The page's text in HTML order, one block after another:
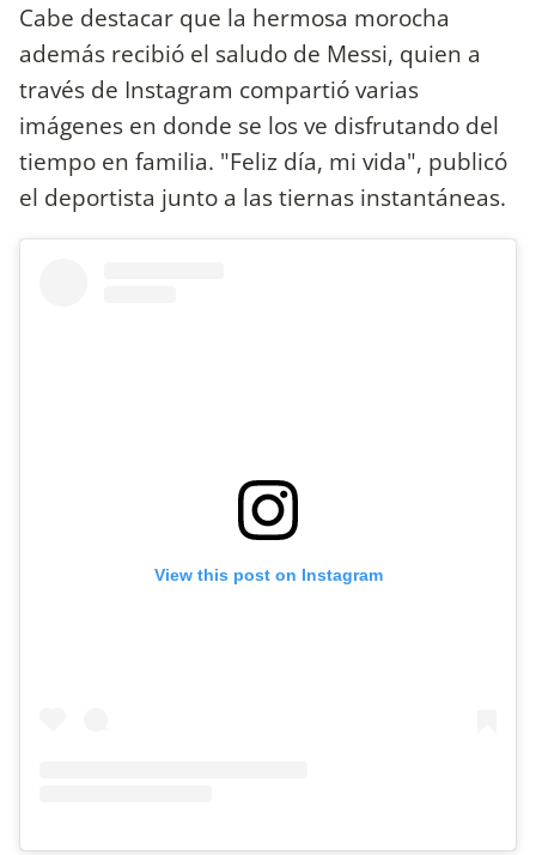
Cabe destacar que la hermosa morocha
además recibió el saludo de Messi, quien a
través de Instagram compartió varias
imágenes en donde se los ve disfrutando del
tiempo en familia. "Feliz día, mi vida", publicó
el deportista junto a las tiernas instantáneas.
View this post on Instagram